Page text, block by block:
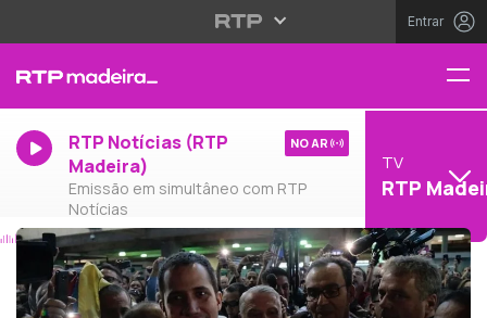
Entrar
RTP Notícias (RTP
Madeira)
Emissão em simultâneo com RTP
Notícias
NO AR
TV
RTP